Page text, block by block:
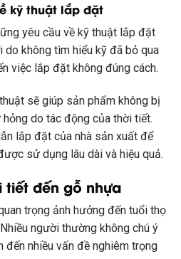
kỹ thuật lắp đặt
yêu cầu về kỹ thuật lắp đặt
do không tìm hiểu kỹ đã bỏ qua
việc lắp đặt không đúng cách.
sẽ giúp sản phẩm không bị
do tác động của thời tiết.
lắp đặt của nhà sản xuất để
sử dụng lâu dài và hiệu quả.
đến gỗ nhựa
trọng ảnh hưởng đến tuổi thọ
người thường không chú ý
đến nhiều vấn đề nghiêm trọng